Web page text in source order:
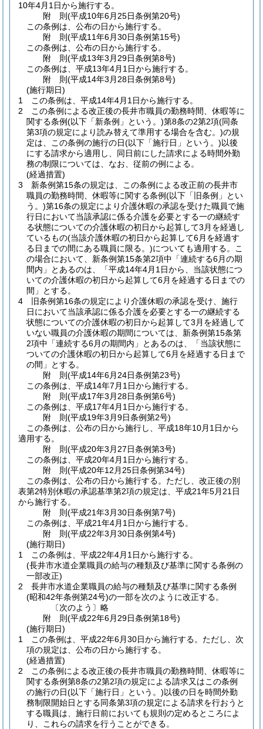
10年4月1日から施行する。
附 則(平成10年6月25日条例第20号)
この条例は、公布の日から施行する。
附 則(平成11年6月30日条例第15号)
この条例は、公布の日から施行する。
附 則(平成13年3月29日条例第8号)
この条例は、平成13年4月1日から施行する。
附 則(平成14年3月28日条例第8号)
(施行期日)
1
この条例は、平成14年4月1日から施行する。
2
この条例による改正後の長井市職員の勤務時間、休暇等に
関する条例(以下「新条例」という。)第8条の2第2項(同条
第3項の規定により読み替えて準用する場合を含む。)の規
定は、この条例の施行の日(以下「施行日」という。)以後
にする請求から適用し、同日前にした請求による時間外勤
務の制限については、なお、従前の例による。
(経過措置)
3
新条例第15条の規定は、この条例による改正前の長井市
職員の勤務時間、休暇等に関する条例(以下「旧条例」とい
う。)第16条の規定により介護休暇の承認を受けた職員で施
行日において当該承認に係る介護を必要とする一の継続す
る状態についての介護休暇の初日から起算して3月を経過し
ているもの(当該介護休暇の初日から起算して6月を経過す
る日までの間にある職員に限る。)についても適用する。
こ
の場合において、新条例第15条第2項中「連続する6月の期
間内」とあるのは、「平成14年4月1日から、当該状態につ
いての介護休暇の初日から起算して6月を経過する日までの
間」とする。
4
旧条例第16条の規定により介護休暇の承認を受け、施行
日において当該承認に係る介護を必要とする一の継続する
状態についての介護休暇の初日から起算して3月を経過して
いない職員の介護休暇の期間については、新条例第15条第
2項中「連続する6月の期間内」とあるのは、「当該状態に
ついての介護休暇の初日から起算して6月を経過する日まで
の間」とする。
附 則(平成14年6月24日条例第23号)
この条例は、平成14年7月1日から施行する。
附 則(平成17年3月28日条例第6号)
この条例は、平成17年4月1日から施行する。
附 則(平成19年3月9日条例第2号)
この条例は、公布の日から施行し、平成18年10月1日から
適用する。
附 則(平成20年3月27日条例第3号)
この条例は、平成20年4月1日から施行する。
附 則(平成20年12月25日条例第34号)
この条例は、公布の日から施行する。 ただし、改正後の別
表第2特別休暇の承認基準第2項の規定は、平成21年5月21日
から施行する。
附 則(平成21年3月30日条例第7号)
この条例は、平成21年4月1日から施行する。
附 則(平成22年3月30日条例第4号)
(施行期日)
1
この条例は、平成22年4月1日から施行する。
(長井市水道企業職員の給与の種類及び基準に関する条例の
一部改正)
2
長井市水道企業職員の給与の種類及び基準に関する条例
(昭和42年条例第24号)の一部を次のように改正する。
〔次のよう〕略
附 則(平成22年6月29日条例第18号)
(施行期日)
1
この条例は、平成22年6月30日から施行する。 ただし、次
項の規定は、公布の日から施行する。
(経過措置)
2
この条例による改正後の長井市職員の勤務時間、休暇等に
関する条例第8条の2第2項の規定による請求又はこの条例
の施行の日(以下「施行日」という。)以後の日を時間外勤
務制限開始日とする同条第3項の規定による請求を行おうと
する職員は、施行日前においても規則の定めるところによ
り、これらの請求を行うことができる。